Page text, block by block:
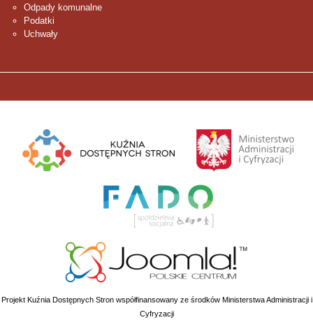
Odpady komunalne
Podatki
Uchwały
Projekt Kuźnia Dostępnych Stron współfinansowany ze środków Ministerstwa Administracji i
Cyfryzacji